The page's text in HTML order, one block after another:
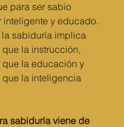
para ser sabio
inteligente y educado.
la sabiduría implica
que la instrucción,
que la educación y
que la inteligencia
sabiduría viene de